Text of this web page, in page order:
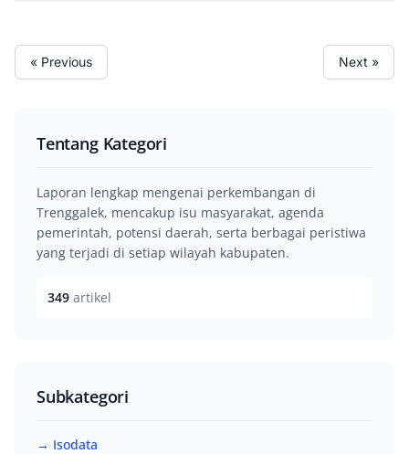
« Previous Next »
Tentang Kategori
Laporan lengkap mengenai perkembangan di
Trenggalek, mencakup isu masyarakat, agenda
pemerintah, potensi daerah, serta berbagai peristiwa
yang terjadi di setiap wilayah kabupaten.
349 artikel
Subkategori
→ Isodata